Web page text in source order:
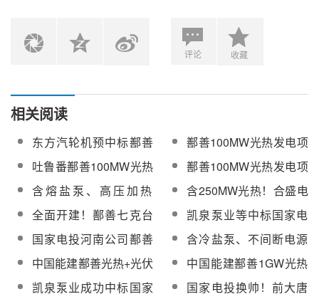
评论 收藏
相关阅读
东方汽轮机预中标鄯善
100MW光热发电项目汽
轮发电机组（含低压加
热器）
鄯善100MW光热发电项
目主体建筑安装工程中
标候选人公示
吐鲁番鄯善100MW光热
发电项目蒸汽发生器系
统中标候选人公示
鄯善100MW光热发电项
目聚光集热及熔盐电加
热系统设备买卖合同签
订
含熔盐泵、高压加热
器、直接空冷等24种设
备！国家电投鄯善
100MW光热项目第一批
辅机设备招标
含250MW光热！合盛电
业鄯善235万千瓦光热
光伏一体化项目签约
全面开建！鄯善七克台
100MW光热项目主厂房
基础第一方混凝土成功
浇筑
凯泉泵业等中标国家电
投鄯善100MW光热发电
项目熔盐泵等辅机设备
国家电投河南公司鄯善
七克台100MW光热发电
项目熔盐储罐EPC工程
招标
含冷盐泵、不间断电源
等15种设备！国家电投
鄯善100MW光热项目第
二批辅机设备招标
中国能建鄯善光热+光伏
一体化项目光热塔顺利
中国能建鄯善1GW光热
+光伏一体化项目光热塔
凯泉泵业成功中标国家
国家电投换帅！前大唐